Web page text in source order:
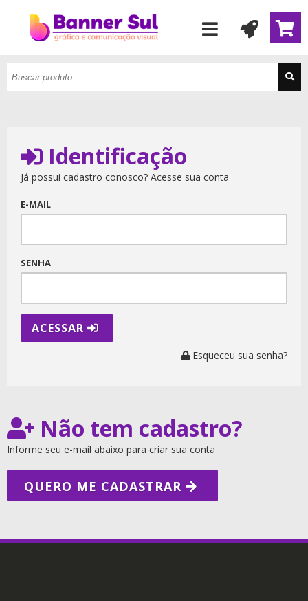
Identificação
Já possui cadastro conosco? Acesse sua conta
E-MAIL
SENHA
ACESSAR
Esqueceu sua senha?
Não tem cadastro?
Informe seu e-mail abaixo para criar sua conta
QUERO ME CADASTRAR